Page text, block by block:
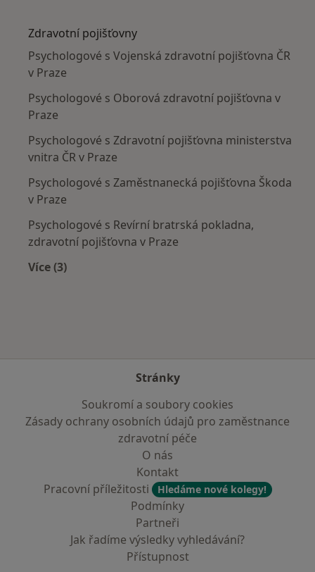
Zdravotní pojišťovny
Psychologové s Vojenská zdravotní pojišťovna ČR
v Praze
Psychologové s Oborová zdravotní pojišťovna v
Praze
Psychologové s Zdravotní pojišťovna ministerstva
vnitra ČR v Praze
Psychologové s Zaměstnanecká pojišťovna Škoda
v Praze
Psychologové s Revírní bratrská pokladna,
zdravotní pojišťovna v Praze
Více (3)
Stránky
Soukromí a soubory cookies
Zásady ochrany osobních údajů pro zaměstnance
zdravotní péče
O nás
Kontakt
Pracovní příležitosti
Hledáme nové kolegy!
Podmínky
Partneři
Jak řadíme výsledky vyhledávání?
Přístupnost